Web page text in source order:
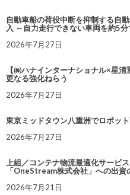
自動車船の荷役中断を抑制する自
入 ～自力走行できない車両を約5
2026年7月27日
【㈱ハナインターナショナル×星
更なる強化ねらう
2026年7月27日
東京ミッドタウン八重洲でロボッ
2026年7月27日
上組／コンテナ物流最適化サービ
「OneStream株式会社」への出資
2026年7月21日